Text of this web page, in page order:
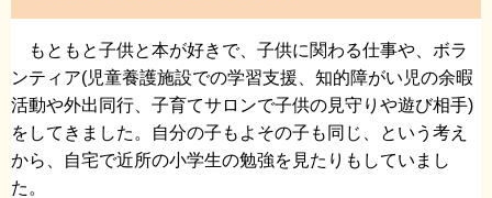
もともと子供と本が好きで、子供に関わる仕事や、ボラ
ンティア(児童養護施設での学習支援、知的障がい児の余暇
活動や外出同行、子育てサロンで子供の見守りや遊び相手)
をしてきました。自分の子もよその子も同じ、という考え
から、自宅で近所の小学生の勉強を見たりもしていまし
た。